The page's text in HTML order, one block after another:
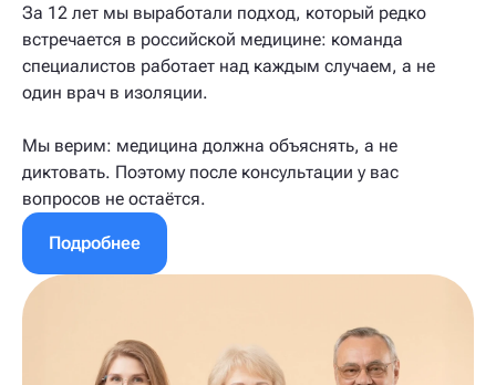
За 12 лет мы выработали подход, который редко
встречается в российской медицине: команда
специалистов работает над каждым случаем, а не
один врач в изоляции.
Мы верим: медицина должна объяснять, а не
диктовать. Поэтому после консультации у вас
вопросов не остаётся.
Подробнее